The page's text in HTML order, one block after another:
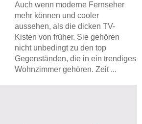
Auch wenn moderne Fernseher
mehr können und cooler
aussehen, als die dicken TV-
Kisten von früher. Sie gehören
nicht unbedingt zu den top
Gegenständen, die in ein trendiges
Wohnzimmer gehören. Zeit ...